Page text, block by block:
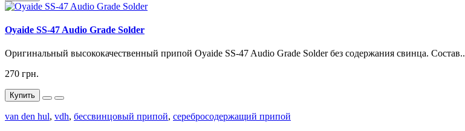
Oyaide SS-47 Audio Grade Solder
Оригинальный высококачественный припой Oyaide SS-47 Audio Grade Solder без содержания свинца. Состав..
270 грн.
Купить
van den hul, vdh, бессвинцовый припой, серебросодержащий припой